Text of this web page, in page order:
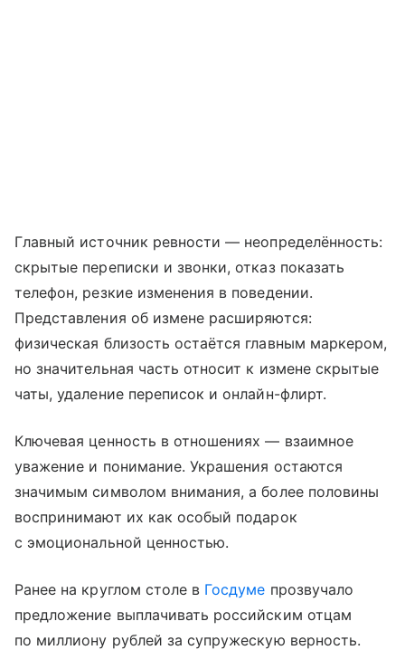
Главный источник ревности — неопределённость:
скрытые переписки и звонки, отказ показать
телефон, резкие изменения в поведении.
Представления об измене расширяются:
физическая близость остаётся главным маркером,
но значительная часть относит к измене скрытые
чаты, удаление переписок и онлайн-флирт.
Ключевая ценность в отношениях — взаимное
уважение и понимание. Украшения остаются
значимым символом внимания, а более половины
воспринимают их как особый подарок
с эмоциональной ценностью.
Ранее на круглом столе в Госдуме прозвучало
предложение выплачивать российским отцам
по миллиону рублей за супружескую верность.